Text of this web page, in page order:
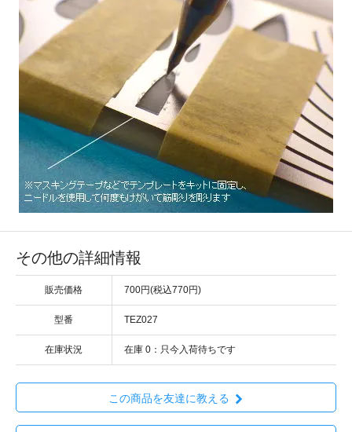
その他の詳細情報
販売価格 700円(税込770円)
型番 TEZ027
在庫状況 在庫 0：只今入荷待ちです
この商品を友達に教える